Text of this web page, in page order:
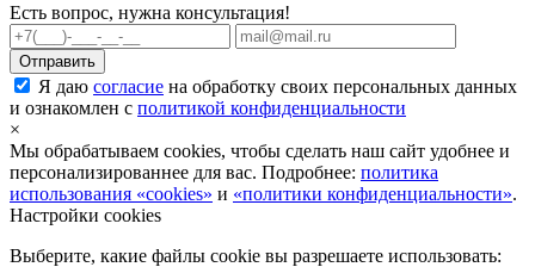
Есть вопрос, нужна консультация!
Я даю согласие на обработку своих персональных данных
и ознакомлен с политикой конфиденциальности
×
Мы обрабатываем cookies, чтобы сделать наш сайт удобнее и
персонализированнее для вас. Подробнее: политика
использования «cookies» и «политики конфиденциальности».
Настройки cookies
Выберите, какие файлы cookie вы разрешаете использовать: